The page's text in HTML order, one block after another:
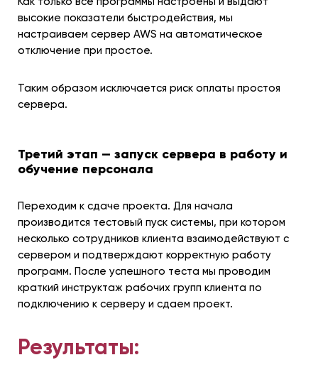
высокие показатели быстродействия, мы
настраиваем сервер AWS на автоматическое
отключение при простое.
Таким образом исключается риск оплаты простоя
сервера.
Третий этап — запуск сервера в работу и
обучение персонала
Переходим к сдаче проекта. Для начала
производится тестовый пуск системы, при котором
несколько сотрудников клиента взаимодействуют с
сервером и подтверждают корректную работу
программ. После успешного теста мы проводим
краткий инструктаж рабочих групп клиента по
подключению к серверу и сдаем проект.
Результаты: